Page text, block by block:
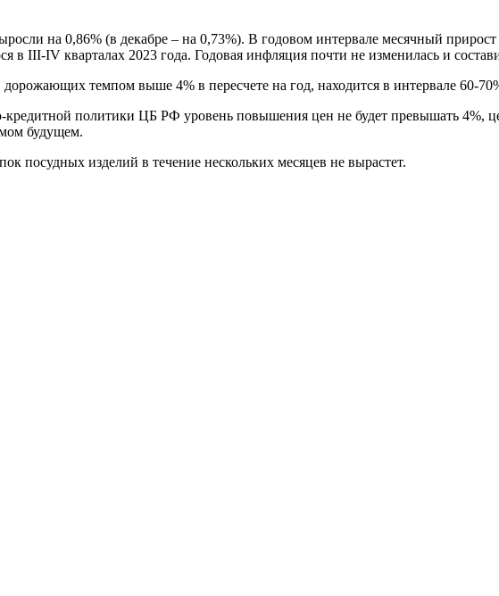
на 0,86% (в декабре – на 0,73%). В годовом интервале месячный
III-IV кварталах 2023 года. Годовая инфляция почти не изменилась и
темпом выше 4% в пересчете на год, находится в интервале 60-
кредитной политики ЦБ РФ уровень повышения цен не будет превышать 4%,
будущем.
посудных изделий в течение нескольких месяцев не вырастет.